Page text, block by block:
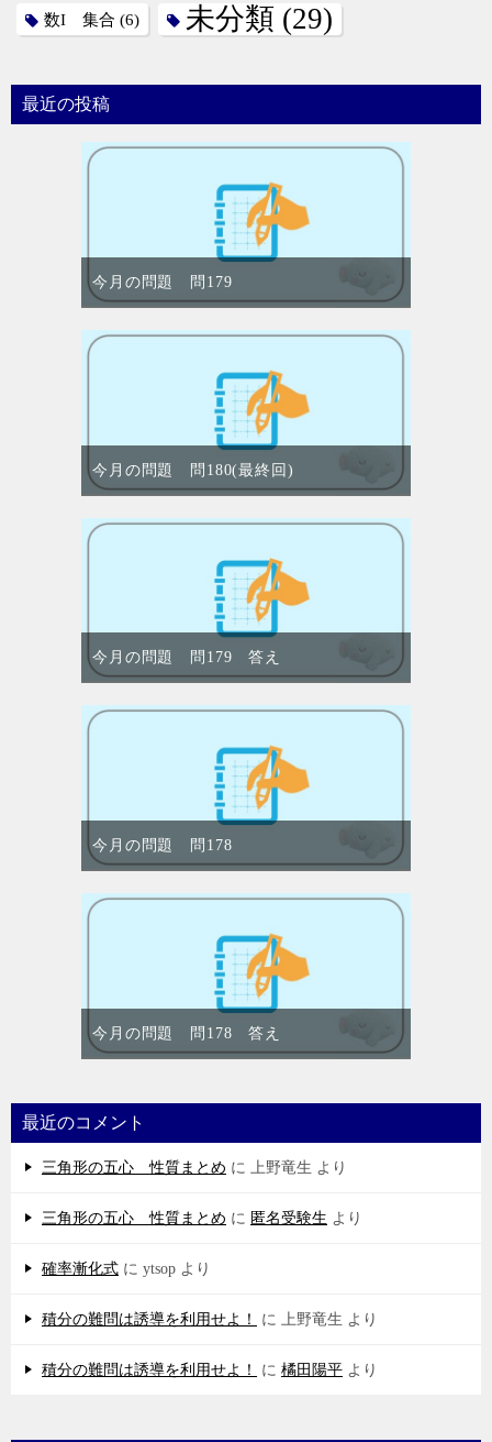
数I 集合 (6) 未分類 (29)
最近の投稿
今月の問題 問179
今月の問題 問180(最終回)
今月の問題 問179 答え
今月の問題 問178
今月の問題 問178 答え
最近のコメント
三角形の五心 性質まとめ に 上野竜生 より
三角形の五心 性質まとめ に 匿名受験生 より
確率漸化式 に ytsop より
積分の難問は誘導を利用せよ！ に 上野竜生 より
積分の難問は誘導を利用せよ！ に 橘田陽平 より